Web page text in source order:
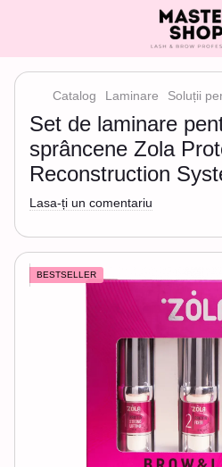
Catalog Laminare Soluții
Set de laminare
sprâncene Zola
Reconstruction
Lasa-ți un comentariu
BESTSELLER